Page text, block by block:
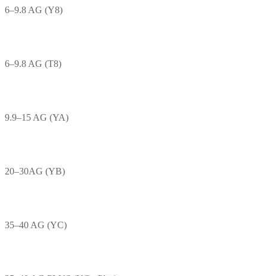
6–9.8 AG (Y8)
6–9.8 AG (T8)
9.9–15 AG (YA)
20–30AG (YB)
35–40 AG (YC)